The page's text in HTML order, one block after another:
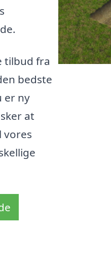
tilbud fra
bedste
er ny
at
vores